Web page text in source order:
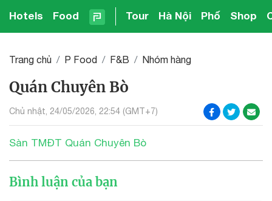
Hotels Food Tour Hà Nội Phố Shop
Trang chủ P Food F&B Nhóm hàng
Quán Chuyên Bò
Chủ nhật, 24/05/2026, 22:54 (GMT+7)
Sàn TMĐT Quán Chuyên Bò
Bình luận của bạn